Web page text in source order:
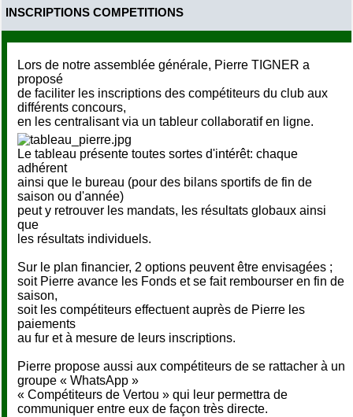
INSCRIPTIONS COMPETITIONS
Lors de notre assemblée générale, Pierre TIGNER a
proposé
de faciliter les inscriptions des compétiteurs du club aux
différents concours,
en les centralisant via un tableur collaboratif en ligne.
Le tableau présente toutes sortes d'intérêt: chaque
adhérent
ainsi que le bureau (pour des bilans sportifs de fin de
saison ou d'année)
peut y retrouver les mandats, les résultats globaux ainsi
que
les résultats individuels.
Sur le plan financier, 2 options peuvent être envisagées ;
soit Pierre avance les Fonds et se fait rembourser en fin de
saison,
soit les compétiteurs effectuent auprès de Pierre les
paiements
au fur et à mesure de leurs inscriptions.
Pierre propose aussi aux compétiteurs de se rattacher à un
groupe « WhatsApp »
« Compétiteurs de Vertou » qui leur permettra de
communiquer entre eux de façon très directe.